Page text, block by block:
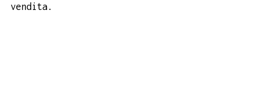
vendita.